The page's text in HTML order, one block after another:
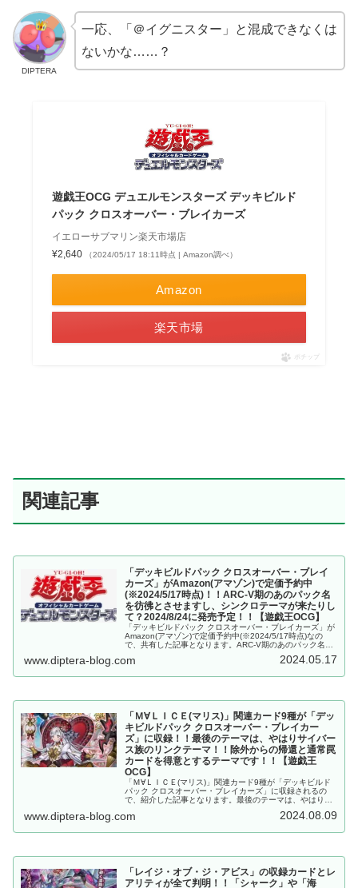
DIPTERA
一応、「＠イグニスター」と混成できなくは
ないかな……？
遊戯王OCG デュエルモンスターズ デッキビルド
パック クロスオーバー・ブレイカーズ
イエローサブマリン楽天市場店
¥2,640
（2024/05/17 18:11時点 | Amazon調べ）
Amazon
楽天市場
ポチップ
関連記事
「デッキビルドパック クロスオーバー・ブレイ
カーズ」がAmazon(アマゾン)で定価予約中
(※2024/5/17時点)！！ARC-V期のあのパック名
を彷彿とさせますし、シンクロテーマが来たりし
て？2024/8/24に発売予定！！【遊戯王OCG】
「デッキビルドパック クロスオーバー・ブレイカーズ」が
Amazon(アマゾン)で定価予約中(※2024/5/17時点)なの
で、共有した記事となります。ARC-V期のあのパック名を
2024/8/24に発売予定！
www.diptera-blog.com 2024.05.17
「Ｍ∀ＬＩＣＥ(マリス)」関連カード9種が「デッ
キビルドパック クロスオーバー・ブレイカー
ズ」に収録！！最後のテーマは、やはりサイバー
ス族のリンクテーマ！！除外からの帰還と通常罠
カードを得意とするテーマです！！【遊戯王
OCG】
「Ｍ∀ＬＩＣＥ(マリス)」関連カード9種が「デッキビルド
パック クロスオーバー・ブレイカーズ」に収録されるの
で、紹介した記事となります。最後のテーマは、やはりサ
ードを得意とするテーマです！！【遊戯王OCG】
www.diptera-blog.com 2024.08.09
「レイジ・オブ・ジ・アビス」の収録カードとレ
アリティが全て判明！！「シャーク」や「海